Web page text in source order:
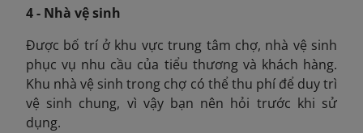
4 - Nhà vệ sinh
Được bố trí ở khu vực trung tâm chợ, nhà vệ sinh
phục vụ nhu cầu của tiểu thương và khách hàng.
Khu nhà vệ sinh trong chợ có thể thu phí để duy trì
vệ sinh chung, vì vậy bạn nên hỏi trước khi sử
dụng.